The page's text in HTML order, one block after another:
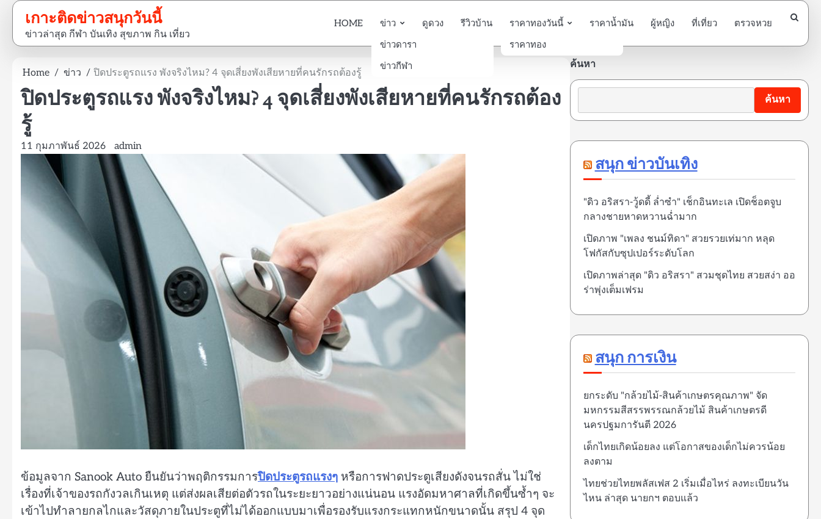
Skip
content
เกาะติดข่าวสนุกวันนี้
ข่าวล่าสุด กีฬา บันเทิง สุขภาพ กิน เที่ยว
HOME
ข่าว
ข่าวดารา
ข่าวกีฬา
ดูดวง รีวิวบ้าน
ราคาทองวันนี้
ราคาทอง
ราคาน้ำมัน ผู้หญิง ที่เที่ยว ตรวจหวย
Home ข่าว ปิดประตูรถแรง พังจริงไหม? 4 จุดเสี่ยงพังเสียหายที่คนรักรถต้องรู้
ปิดประตูรถแรง พังจริงไหม? 4 จุดเสี่ยงพังเสียหายที่คนรักรถต้อง
รู้
11 กุมภาพันธ์ 2026 admin
ข้อมูลจาก Sanook Auto ยืนยันว่าพฤติกรรมการปิดประตูรถแรงๆ หรือการฟาดประตูเสียงดังจนรถสั่น ไม่ใช่
เรื่องที่เจ้าของรถกังวลเกินเหตุ แต่ส่งผลเสียต่อตัวรถในระยะยาวอย่างแน่นอน แรงอัดมหาศาลที่เกิดขึ้นซ้ำๆ จะ
เข้าไปทำลายกลไกและวัสดุภายในประตูที่ไม่ได้ออกแบบมาเพื่อรองรับแรงกระแทกหนักขนาดนั้น สรุป 4 จุด
ค้นหา
ค้นหา
สนุก ข่าวบันเทิง
"ดิว อริสรา-วู้ดดี้ ล่ำซำ" เช็กอินทะเล เปิดช็อตจูบ
กลางชายหาดหวานฉ่ำมาก
เปิดภาพ "เพลง ชนม์ทิดา" สวยรวยเท่มาก หลุด
โฟกัสกับซุปเปอร์ระดับโลก
เปิดภาพล่าสุด "ดิว อริสรา" สวมชุดไทย สวยสง่า ออ
ร่าพุ่งเต็มเฟรม
สนุก การเงิน
ยกระดับ "กล้วยไม้-สินค้าเกษตรคุณภาพ" จัด
มหกรรมสีสรรพรรณกล้วยไม้ สินค้าเกษตรดี
นครปฐมการันตี 2026
เด็กไทยเกิดน้อยลง แต่โอกาสของเด็กไม่ควรน้อย
ลงตาม
ไทยช่วยไทยพลัสเฟส 2 เริ่มเมื่อไหร่ ลงทะเบียนวัน
ไหน ล่าสุด นายกฯ ตอบแล้ว